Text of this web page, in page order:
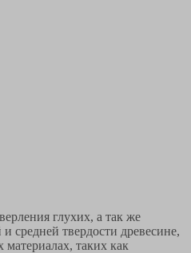
глухих, а так же
средней твердости древесине,
материалах, таких как